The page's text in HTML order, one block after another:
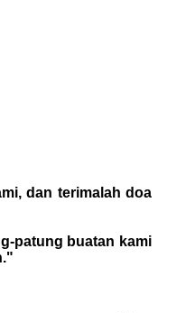
dan terimalah doa
patung buatan kami